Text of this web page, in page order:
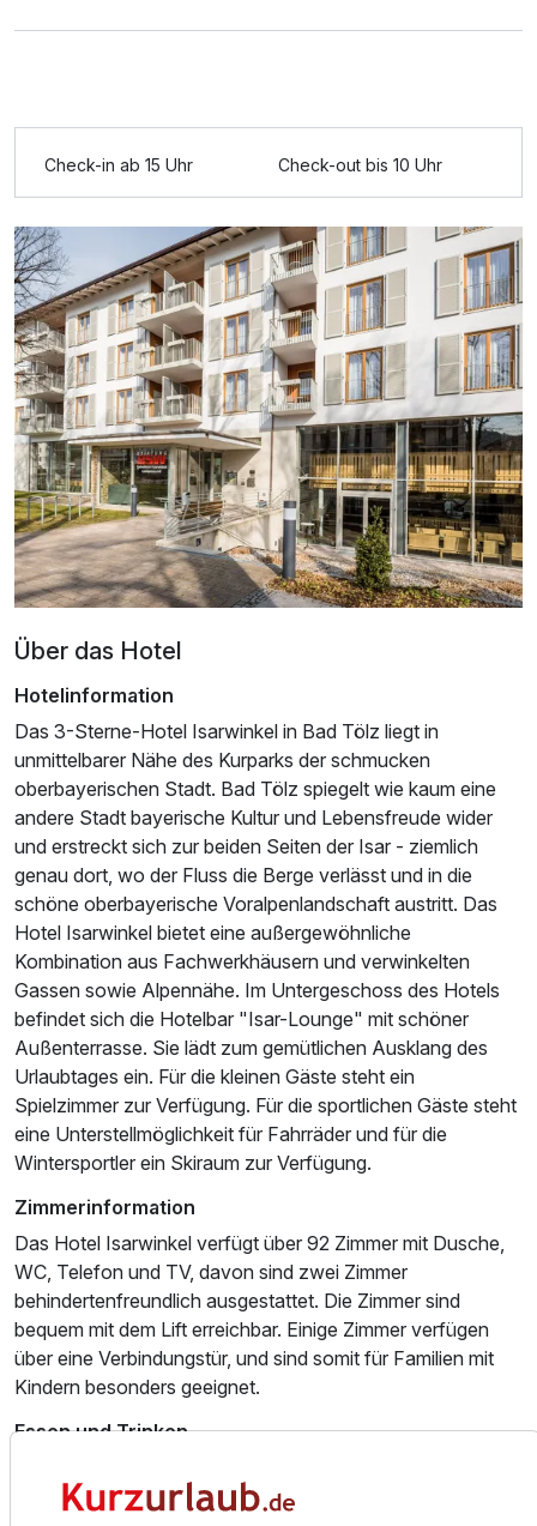
Für 4 Tage p.P. ab299,00 €
Einzelzimmer Komfort
1 Erwachsenen
Ausstattung
Für 4 Tage p.P. ab344,00 €
Check-in ab 15 Uhr Check-out bis 10 Uhr
Über das Hotel
Hotelinformation
Das 3-Sterne-Hotel Isarwinkel in Bad Tölz liegt in
unmittelbarer Nähe des Kurparks der schmucken
oberbayerischen Stadt. Bad Tölz spiegelt wie kaum eine
andere Stadt bayerische Kultur und Lebensfreude wider
und erstreckt sich zur beiden Seiten der Isar - ziemlich
genau dort, wo der Fluss die Berge verlässt und in die
schöne oberbayerische Voralpenlandschaft austritt. Das
Hotel Isarwinkel bietet eine außergewöhnliche
Kombination aus Fachwerkhäusern und verwinkelten
Gassen sowie Alpennähe. Im Untergeschoss des Hotels
befindet sich die Hotelbar "Isar-Lounge" mit schöner
Außenterrasse. Sie lädt zum gemütlichen Ausklang des
Urlaubtages ein. Für die kleinen Gäste steht ein
Spielzimmer zur Verfügung. Für die sportlichen Gäste steht
eine Unterstellmöglichkeit für Fahrräder und für die
Wintersportler ein Skiraum zur Verfügung.
Zimmerinformation
Das Hotel Isarwinkel verfügt über 92 Zimmer mit Dusche,
WC, Telefon und TV, davon sind zwei Zimmer
behindertenfreundlich ausgestattet. Die Zimmer sind
bequem mit dem Lift erreichbar. Einige Zimmer verfügen
über eine Verbindungstür, und sind somit für Familien mit
Kindern besonders geeignet.
Essen und Trinken
Morgens und am Abend bedienen Sie sich am reichhaltigen